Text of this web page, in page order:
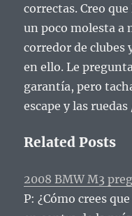
correctas. Creo
un poco molesta a
corredor de clubes
en ello. Le
garantía, pero
escape y las
Related Posts
2008 BMW M3
P: ¿Cómo crees